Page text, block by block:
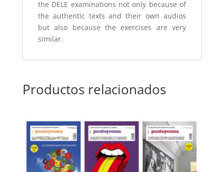
the DELE examinations not only because of
the authentic texts and their own audios
but also because the exercises are very
similar.
Productos relacionados